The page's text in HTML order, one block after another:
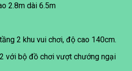
2.8m dài 6.5m
2 khu vui chơi, độ cao 140cm.
với bộ đồ chơi vượt chướng ngại